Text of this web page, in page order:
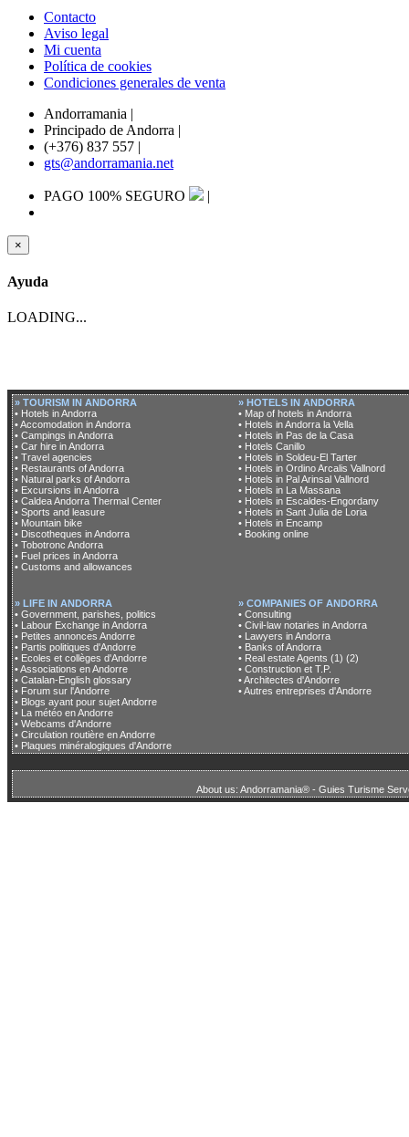
Contacto
Aviso legal
Mi cuenta
Política de cookies
Condiciones generales de venta
Andorramania |
Principado de Andorra |
(+376) 837 557 |
gts@andorramania.net
PAGO 100% SEGURO |
×
Ayuda
LOADING...
» TOURISM IN ANDORRA
• Hotels in Andorra
• Accomodation in Andorra
• Campings in Andorra
• Car hire in Andorra
• Travel agencies
• Restaurants of Andorra
• Natural parks of Andorra
• Excursions in Andorra
• Caldea Andorra Thermal Center
• Sports and leasure
• Mountain bike
• Discotheques in Andorra
• Tobotronc Andorra
• Fuel prices in Andorra
• Customs and allowances
» HOTELS IN ANDORRA
• Map of hotels in Andorra
• Hotels in Andorra la Vella
• Hotels in Pas de la Casa
• Hotels Canillo
• Hotels in Soldeu-El Tarter
• Hotels in Ordino Arcalis Vallnord
• Hotels in Pal Arinsal Vallnord
• Hotels in La Massana
• Hotels in Escaldes-Engordany
• Hotels in Sant Julia de Loria
• Hotels in Encamp
• Booking online
» LIFE IN ANDORRA
• Government, parishes, politics
• Labour Exchange in Andorra
• Petites annonces Andorre
• Partis politiques d'Andorre
• Ecoles et collèges d'Andorre
• Associations en Andorre
• Catalan-English glossary
• Forum sur l'Andorre
• Blogs ayant pour sujet Andorre
• La météo en Andorre
• Webcams d'Andorre
• Circulation routière en Andorre
• Plaques minéralogiques d'Andorre
» COMPANIES OF ANDORRA
• Consulting
• Civil-law notaries in Andorra
• Lawyers in Andorra
• Banks of Andorra
• Real estate Agents (1) (2)
• Construction et T.P.
• Architectes d'Andorre
• Autres entreprises d'Andorre
About us: Andorramania® - Guies Turisme